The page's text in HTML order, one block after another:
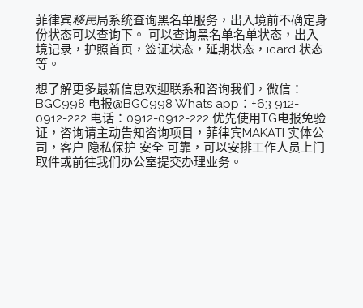
菲律宾移民局系统查询黑名单服务，出入境前不确定身
份状态可以查询下。 可以查询黑名单名单状态，出入
境记录，护照首页，签证状态，延期状态，icard 状态
等。
想了解更多最新信息欢迎联系和咨询我们，微信：
BGC998 电报@BGC998 Whats app：+63 912-
0912-222 电话：0912-0912-222 优先使用TG电报免验
证，咨询请主动告知咨询项目，菲律宾MAKATI 实体公
司，客户 隐私保护 安全 可靠，可以安排工作人员上门
取件或前往我们办公室提交办理业务。